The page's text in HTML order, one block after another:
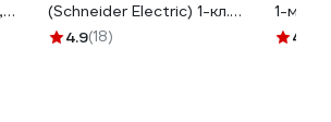
(Schneider Electric) 1-кл.
GLOSSA, белый
4.9(18)
1-м
SchE
4.9